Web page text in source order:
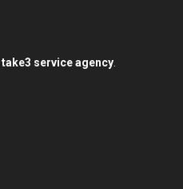
take3 service agency.